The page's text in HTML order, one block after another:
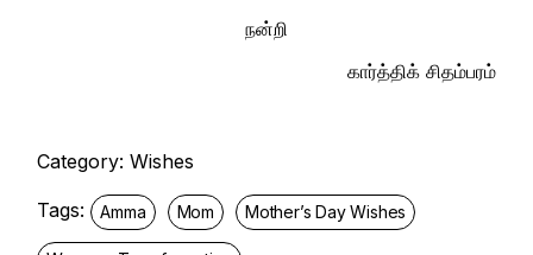
நன்றி
கார்த்திக் சிதம்பரம்
Category:Wishes
Tags: Amma Mom Mother’s Day Wishes